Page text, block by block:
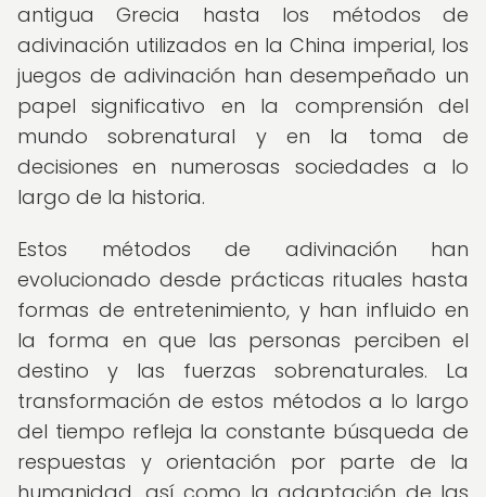
antigua Grecia hasta los métodos de
adivinación utilizados en la China imperial, los
juegos de adivinación han desempeñado un
papel significativo en la comprensión del
mundo sobrenatural y en la toma de
decisiones en numerosas sociedades a lo
largo de la historia.
Estos métodos de adivinación han
evolucionado desde prácticas rituales hasta
formas de entretenimiento, y han influido en
la forma en que las personas perciben el
destino y las fuerzas sobrenaturales. La
transformación de estos métodos a lo largo
del tiempo refleja la constante búsqueda de
respuestas y orientación por parte de la